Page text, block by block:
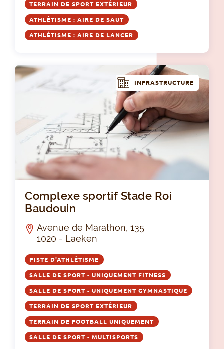
TERRAIN DE SPORT EXTÉRIEUR
ATHLÉTISME : AIRE DE SAUT
ATHLÉTISME : AIRE DE LANCER
INFRASTRUCTURE
Complexe sportif Stade Roi
Baudouin
Avenue de Marathon, 135
1020 - Laeken
PISTE D'ATHLÉTISME
SALLE DE SPORT - UNIQUEMENT FITNESS
SALLE DE SPORT - UNIQUEMENT GYMNASTIQUE
TERRAIN DE SPORT EXTÉRIEUR
TERRAIN DE FOOTBALL UNIQUEMENT
SALLE DE SPORT - MULTISPORTS